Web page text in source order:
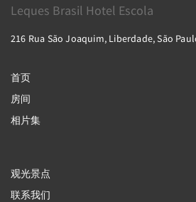
Leques Brasil Hotel Escola
216 Rua São Joaquim, Liberdade, São
首页
房间
相片集
观光景点
联系我们